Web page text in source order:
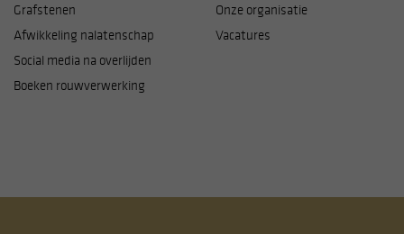
Grafstenen
Afwikkeling nalatenschap
Social media na overlijden
Boeken rouwverwerking
Onze organisatie
Vacatures